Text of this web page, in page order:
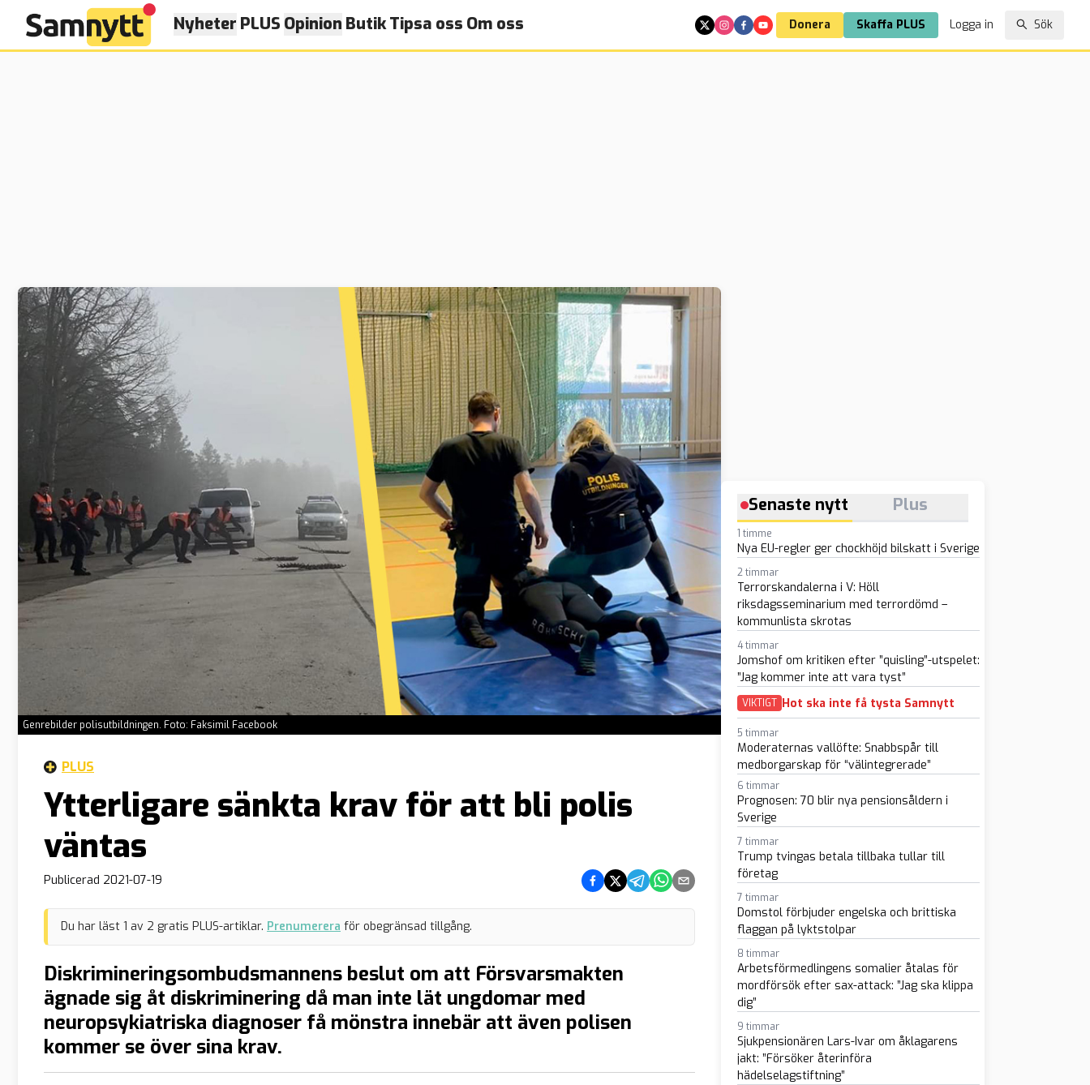
Nyheter PLUS Opinion ButikTipsa oss Om oss Donera Skaffa PLUS Logga in Sök
Genrebilder polisutbildningen. Foto: Faksimil Facebook
PLUS
Ytterligare sänkta krav för att bli polis
väntas
Publicerad 2021-07-19 Dela på Facebook
Dela på Twitter
Dela på Telegram
Dela på Whatsapp
Dela via e-post
Du har läst 1 av 2 gratis PLUS-artiklar. Prenumerera för obegränsad tillgång.
Diskrimineringsombudsmannens beslut om att Försvarsmakten
ägnade sig åt diskriminering då man inte lät ungdomar med
neuropsykiatriska diagnoser få mönstra innebär att även polisen
kommer se över sina krav.
Senaste nytt Plus
1 timme
Nya EU-regler ger chockhöjd bilskatt i Sverige
2 timmar
Terrorskandalerna i V: Höll
riksdagsseminarium med terrordömd –
kommunlista skrotas
4 timmar
Jomshof om kritiken efter ”quisling”-utspelet:
”Jag kommer inte att vara tyst”
VIKTIGT Hot ska inte få tysta Samnytt
5 timmar
Moderaternas vallöfte: Snabbspår till
medborgarskap för “välintegrerade”
6 timmar
Prognosen: 70 blir nya pensionsåldern i
Sverige
7 timmar
Trump tvingas betala tillbaka tullar till
företag
7 timmar
Domstol förbjuder engelska och brittiska
flaggan på lyktstolpar
8 timmar
Arbetsförmedlingens somalier åtalas för
mordförsök efter sax-attack: ”Jag ska klippa
dig”
9 timmar
Sjukpensionären Lars-Ivar om åklagarens
jakt: ”Försöker återinföra
hädelselagstiftning”